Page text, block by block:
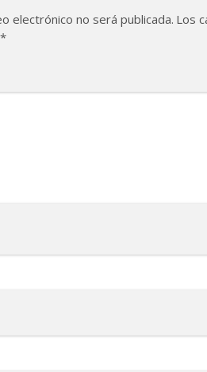
electrónico no será publicada. Los
*